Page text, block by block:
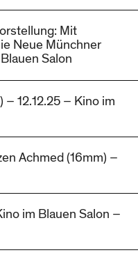
Mit
Neue Münchner
Salon
– 12.12.25 – Kino im
Achmed (16mm) –
im Blauen Salon –